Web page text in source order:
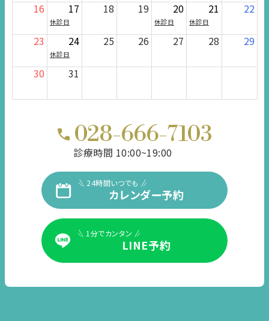
16 17
休診日
18 19 20
休診日
21
休診日
22
23 24
休診日
25 26 27 28 29
30 31
028-666-7103
診療時間 10:00~19:00
24時間いつでも
カレンダー予約
1分でカンタン
LINE予約